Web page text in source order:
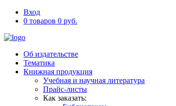
Вход
0 товаров 0 руб.
Об издательстве
Тематика
Книжная продукция
Учебная и научная литература
Прайс-листы
Как заказать: